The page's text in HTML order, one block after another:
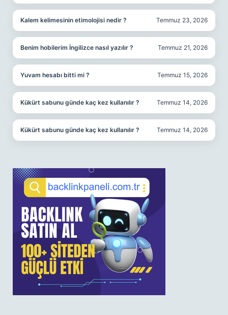
Kalem kelimesinin etimolojisi nedir ? Temmuz 23, 2026
Benim hobilerim İngilizce nasıl yazılır ? Temmuz 21, 2026
Yuvam hesabı bitti mi ? Temmuz 15, 2026
Kükürt sabunu günde kaç kez kullanılır ? Temmuz 14, 2026
Kükürt sabunu günde kaç kez kullanılır ? Temmuz 14, 2026